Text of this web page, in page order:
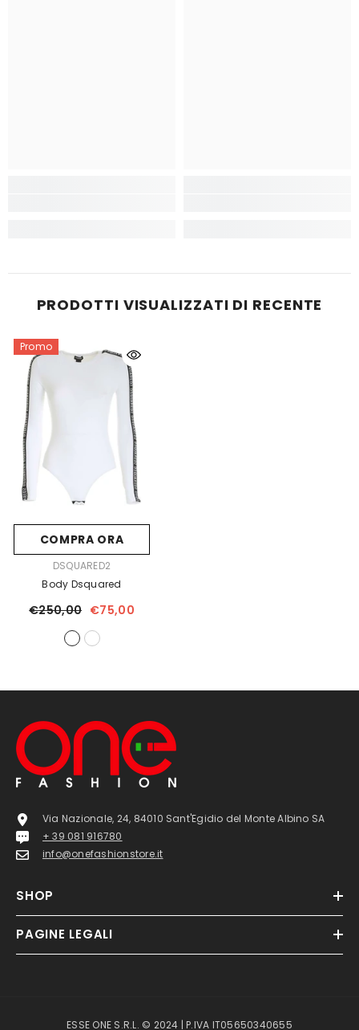
PRODOTTI VISUALIZZATI DI RECENTE
Promo
COMPRA ORA
FORNITORE:DSQUARED2
Body Dsquared
€250,00 €75,00
Via Nazionale, 24, 84010 Sant'Egidio del Monte Albino SA
+ 39 081 916780
info@onefashionstore.it
SHOP
PAGINE LEGALI
ESSE ONE S.R.L. © 2024 | P.IVA IT05650340655